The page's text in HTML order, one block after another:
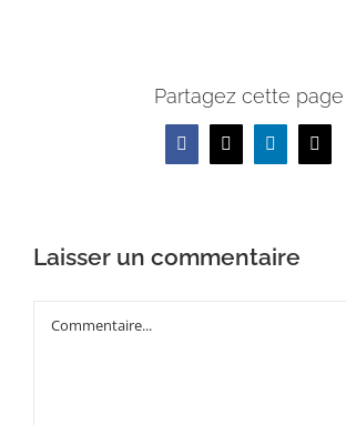
Partagez cette page
Facebook
X LinkedInEmail
Laisser un commentaire
Commentaire